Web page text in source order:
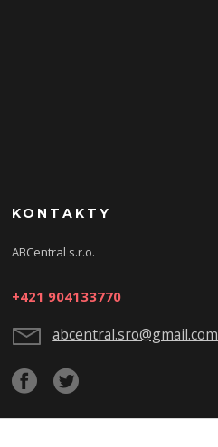
KONTAKTY
ABCentral s.r.o.
+421 904133770
abcentral.sro@gmail.com